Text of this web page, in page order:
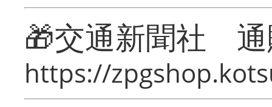
🎁交通新聞社
https://